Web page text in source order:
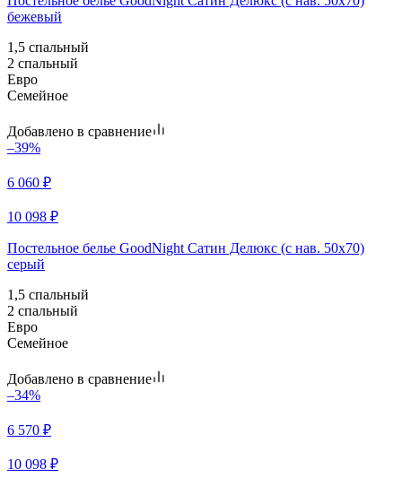
бежевый
1,5 спальный
2 спальный
Евро
Семейное
Добавлено в сравнение
–39%
6 060 ₽
10 098 ₽
Постельное белье GoodNight Сатин Делюкс (с нав. 50х70)
серый
1,5 спальный
2 спальный
Евро
Семейное
Добавлено в сравнение
–34%
6 570 ₽
10 098 ₽